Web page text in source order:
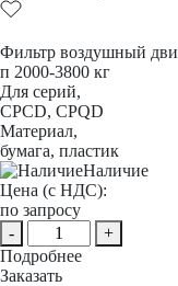
Фильтр воздушный
п 2000-3800 кг
Для серий,
CPCD, CPQD
Материал,
бумага, пластик
Наличие
Цена (с НДС):
по запросу
-
+
Подробнее
Заказать